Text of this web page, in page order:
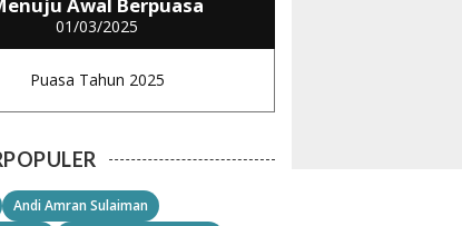
Awal Berpuasa
01/03/2025
Puasa Tahun 2025
Andi Amran Sulaiman